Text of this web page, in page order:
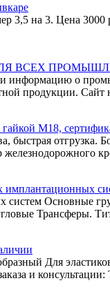
3,5 на 3. Цена
ВСЕХ
информацию о
продукции.
М18,
отгрузка.
имплантационных
систем
Трансферы.
Для
и